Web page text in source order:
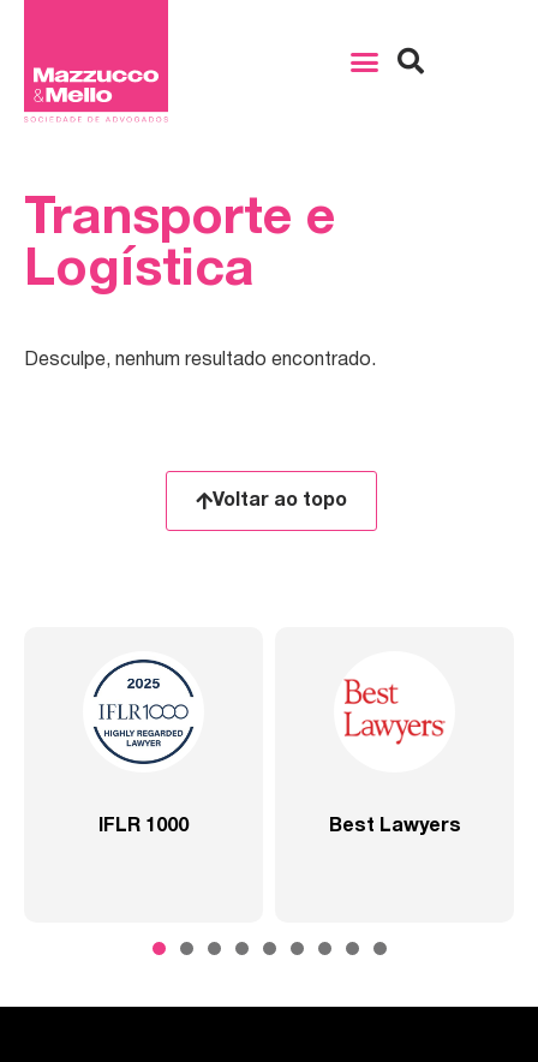
Transporte e
Logística
Desculpe, nenhum resultado encontrado.
Voltar ao topo
IFLR 1000 Best Lawyers